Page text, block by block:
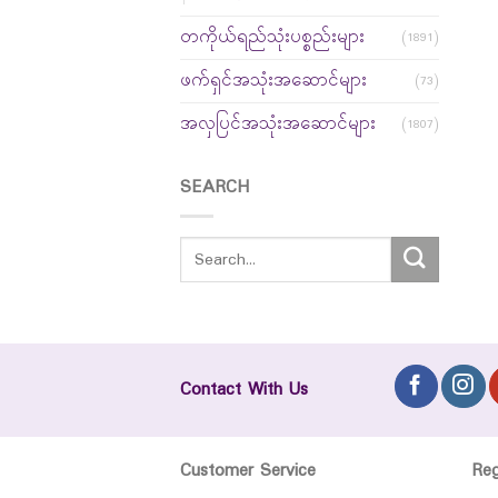
တကိုယ်ရည်သုံးပစ္စည်းများ (1891)
ဖက်ရှင်အသုံးအဆောင်များ (73)
အလှပြင်အသုံးအဆောင်များ (1807)
SEARCH
Contact With Us
Customer Service